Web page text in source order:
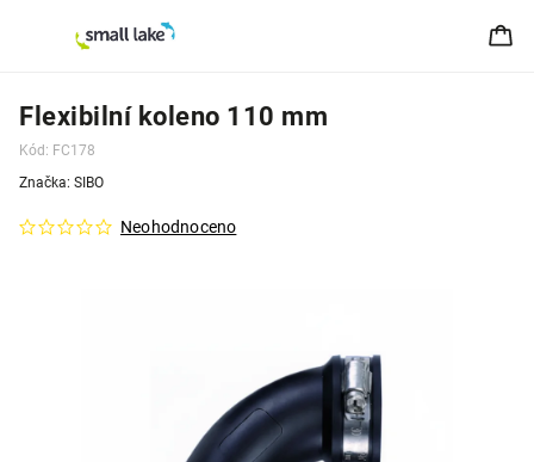
Flexibilní koleno 110 mm
Kód: FC178
Neohodnoceno
Značka: SIBO